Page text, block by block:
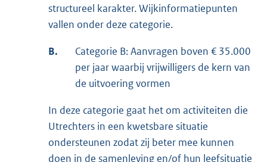
structureel karakter. Wijkinformatiepunten
vallen onder deze categorie.
B.
Categorie B: Aanvragen boven € 35.000
per jaar waarbij vrijwilligers de kern van
de uitvoering vormen
In deze categorie gaat het om activiteiten die
Utrechters in een kwetsbare situatie
ondersteunen zodat zij beter mee kunnen
doen in de samenleving en/of hun leefsituatie